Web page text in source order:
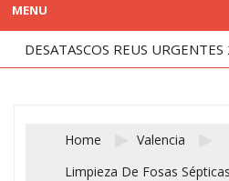
MENU
DESATASCOS REUS URGENTES
Home
Valencia
Limpieza De Fosas